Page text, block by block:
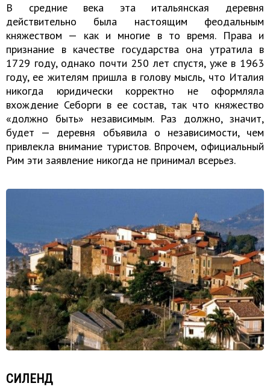
В средние века эта итальянская деревня
действительно была настоящим феодальным
княжеством — как и многие в то время. Права и
признание в качестве государства она утратила в
1729 году, однако почти 250 лет спустя, уже в 1963
году, ее жителям пришла в голову мысль, что Италия
никогда юридически корректно не оформляла
вхождение Себорги в ее состав, так что княжество
«должно быть» независимым. Раз должно, значит,
будет — деревня объявила о независимости, чем
привлекла внимание туристов. Впрочем, официальный
Рим эти заявление никогда не принимал всерьез.
СИЛЕНД